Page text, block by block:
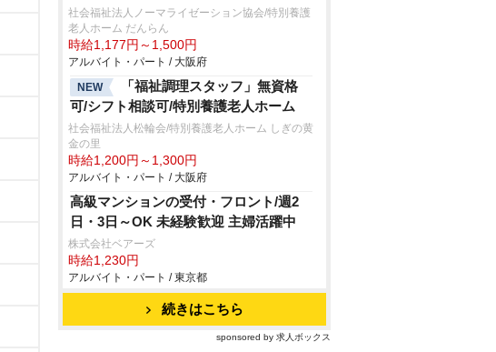
社会福祉法人ノーマライゼーション協会/特別養護
老人ホーム だんらん
時給1,177円～1,500円
アルバイト・パート / 大阪府
NEW
「福祉調理スタッフ」無資格
可/シフト相談可/特別養護老人ホーム
社会福祉法人松輪会/特別養護老人ホーム しぎの黄
金の里
時給1,200円～1,300円
アルバイト・パート / 大阪府
高級マンションの受付・フロント/週2
日・3日～OK 未経験歓迎 主婦活躍中
株式会社ベアーズ
時給1,230円
アルバイト・パート / 東京都
続きはこちら
sponsored by 求人ボックス